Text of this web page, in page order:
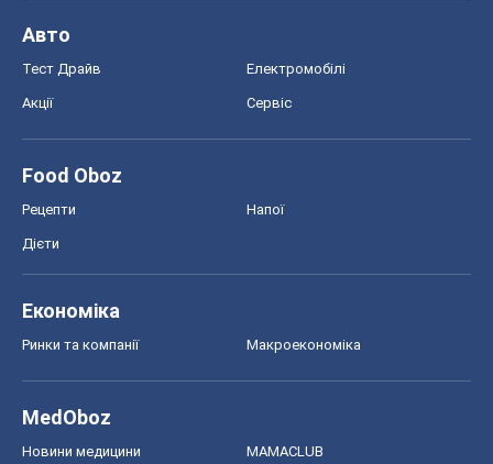
Авто
Тест Драйв Електромобілі
Акції Сервіс
Food Oboz
Рецепти Напої
Дієти
Економіка
Ринки та компанії Макроекономіка
MedOboz
Новини медицини MAMACLUB